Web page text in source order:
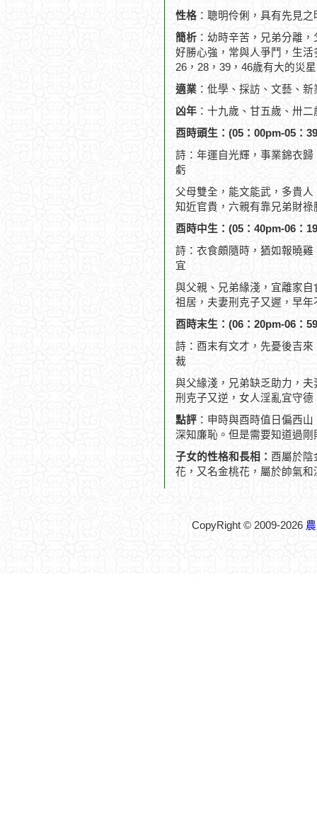
性格 ：聰明伶俐，具有先見
簡析 ：幼時辛苦，兄弟分離
好勝心強，常與人爭鬥，生
26，28，39，46歲有大的災
適業 ：仳學、採訪、文藝、
凶年 ：十九歲、甘五歲、卅
酉時頭生：(05：00pm-05：
詩：年運自光輝，事業錦衣
虧
父母雙全，能文能武，多貴
知近官貴，六親有靠兄弟財祿
酉時中生：(05：40pm-06：
詩：衣食頗隨時，猶如報曉
宜
與父親、兄弟緣淺，宜離家
祖居，夫妻刑克子又遲，早年
酉時末生：(06：20pm-06：
詩：酉末有文才，先憂後吉
裁
與父緣淺，兄弟缺乏助力，
刑克子又逆，女人淫亂宜守德
點評 ：申時與酉時值日偏西
深知廉恥。但是需要知道過剛
子女的性格和長相： 酉屬於陰
花，又名金桃花，屬於帥氣
CopyRight © 2009-2026